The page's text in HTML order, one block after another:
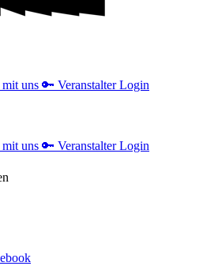
uns 🔑 Veranstalter Login
uns 🔑 Veranstalter Login